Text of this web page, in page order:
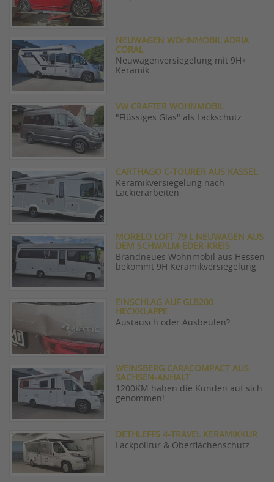
NEUWAGEN WOHNMOBIL ADRIA
CORAL
Neuwagenversiegelung mit 9H+
Keramik
VW CRAFTER WOHNMOBIL
"Flüssiges Glas" als Lackschutz
CARTHAGO C-TOURER AUS KASSEL
Keramikversiegelung nach
Lackierarbeiten
MORELO LOFT 79 L NEUWAGEN AUS
DEM SCHWALM-EDER-KREIS
Brandneues Wohnmobil aus Hessen
bekommt 9H Keramikversiegelung
EINSCHLAG AUF GLB200
HECKKLAPPE
Austausch oder Ausbeulen?
WEINSBERG CARACOMPACT AUS
SACHSEN-ANHALT
1200KM haben die Kunden auf sich
genommen!
DETHLEFFS 4-TRAVEL KERAMIKKUR
Lackpolitur & Oberflächenschutz